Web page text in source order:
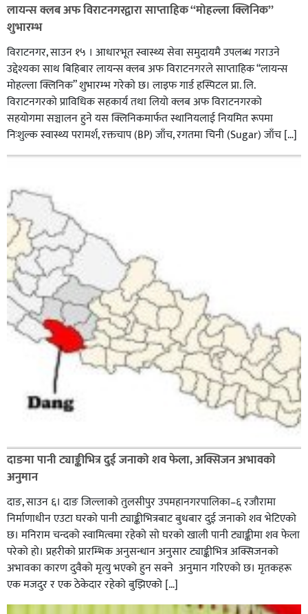
लायन्स क्लब अफ विराटनगरद्वारा साप्ताहिक “मोहल्ला क्लिनिक”
शुभारम्भ
विराटनगर, साउन १५ । आधारभूत स्वास्थ्य सेवा समुदायमै उपलब्ध गराउने
उद्देश्यका साथ बिहिबार लायन्स क्लब अफ विराटनगरले साप्ताहिक “लायन्स
मोहल्ला क्लिनिक” शुभारम्भ गरेकाे छ। लाइफ गार्ड हस्पिटल प्रा. लि.
विराटनगरको प्राविधिक सहकार्य तथा लियो क्लब अफ विराटनगरको
सहयोगमा सञ्चालन हुने यस क्लिनिकमार्फत स्थानियलाई नियमित रूपमा
निःशुल्क स्वास्थ्य परामर्श, रक्तचाप (BP) जाँच, रगतमा चिनी (Sugar) जाँच […]
दाङमा पानी ट्याङ्कीभित्र दुई जनाको शव फेला, अक्सिजन अभावकाे
अनुमान
दाङ, साउन ६। दाङ जिल्लाको तुलसीपुर उपमहानगरपालिका–६ रजौरामा
निर्माणाधीन एउटा घरको पानी ट्याङ्कीभित्रबाट बुधबार दुई जनाको शव भेटिएको
छ। मनिराम चन्दको स्वामित्वमा रहेको सो घरको खाली पानी ट्याङ्कीमा शव फेला
परेको हो। प्रहरीकाे प्रारम्भिक अनुसन्धान अनुसार ट्याङ्कीभित्र अक्सिजनको
अभावका कारण दुवैको मृत्यु भएको हुन सक्ने अनुमान गरिएको छ। मृतकहरू
एक मजदुर र एक ठेकेदार रहेको बुझिएको […]